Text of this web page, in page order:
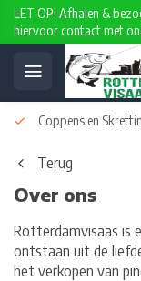
LET OP! Afhalen &
hiervoor contact met
Coppens en
Terug
Over ons
Rotterdamvisaas is
ontstaan uit de
het verkopen van